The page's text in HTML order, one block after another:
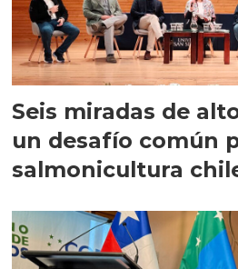
Seis miradas de
un desafío común
salmonicultura